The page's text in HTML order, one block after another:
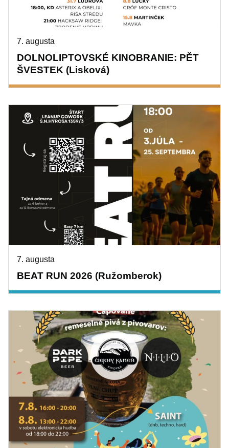
DOLNOLIPTOVSKÉ KINOBRANIE: PĚT
ŠVESTEK (Lisková)
7. augusta
BEAT RUN 2026 (Ružomberok)
7. augusta